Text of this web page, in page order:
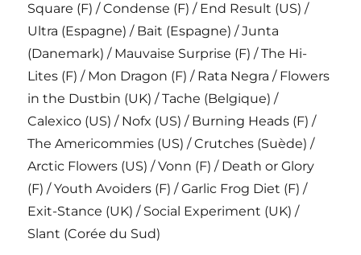
Square (F) / Condense (F) / End Result (US) /
Ultra (Espagne) / Bait (Espagne) / Junta
(Danemark) / Mauvaise Surprise (F) / The Hi-
Lites (F) / Mon Dragon (F) / Rata Negra / Flowers
in the Dustbin (UK) / Tache (Belgique) /
Calexico (US) / Nofx (US) / Burning Heads (F) /
The Americommies (US) / Crutches (Suède) /
Arctic Flowers (US) / Vonn (F) / Death or Glory
(F) / Youth Avoiders (F) / Garlic Frog Diet (F) /
Exit-Stance (UK) / Social Experiment (UK) /
Slant (Corée du Sud)